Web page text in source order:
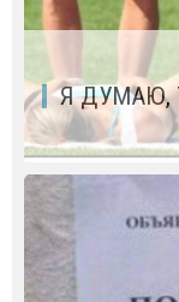
Я ДУМАЮ,